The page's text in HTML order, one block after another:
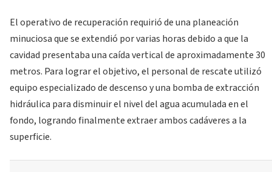
El operativo de recuperación requirió de una planeación
minuciosa que se extendió por varias horas debido a que la
cavidad presentaba una caída vertical de aproximadamente 30
metros. Para lograr el objetivo, el personal de rescate utilizó
equipo especializado de descenso y una bomba de extracción
hidráulica para disminuir el nivel del agua acumulada en el
fondo, logrando finalmente extraer ambos cadáveres a la
superficie.